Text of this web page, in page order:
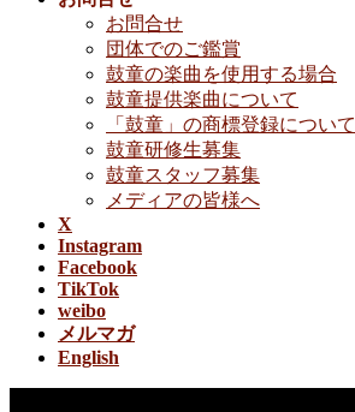
お問合せ
団体でのご鑑賞
鼓童の楽曲を使用する場合
鼓童提供楽曲について
「鼓童」の商標登録について
鼓童研修生募集
鼓童スタッフ募集
メディアの皆様へ
X
Instagram
Facebook
TikTok
weibo
メルマガ
English